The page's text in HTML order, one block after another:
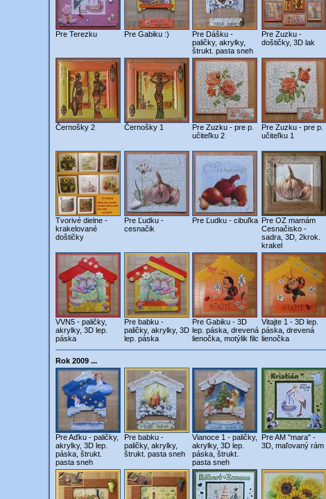
Pre Terezku Pre Gabiku :)
Pre Dášku -
paličky, akrylky,
štrukt. pasta sneh
Pre Zuzku -
doštičky, 3D lak
Černošky 2 Černošky 1
Pre Zuzku - pre p.
učiteľku 2
Pre Zuzku - pre p.
učiteľku 1
Tvorivé dielne -
krakelované
doštičky
Pre Ľudku -
cesnačik
Pre Ľudku - cibuľka Pre OZ mamám
Cesnačisko -
sadra, 3D, 2krok.
krakel
VVN5 - paličky,
akrylky, 3D lep.
páska
Pre babku -
paličky, akrylky, 3D
lep. páska
Pre Gabiku - 3D
lep. páska, drevená
lienočka, motýlik filc
Vitajte 1 - 3D lep.
páska, drevená
lienočka
Rok 2009 ...
Pre Aďku - paličky,
akrylky, 3D lep.
páska, štrukt.
pasta sneh
Pre babku -
paličky, akrylky,
štrukt. pasta sneh
Vianoce 1 - paličky,
akrylky, 3D lep.
páska, štrukt.
pasta sneh
Pre AM "mara" -
3D, maľovaný rám